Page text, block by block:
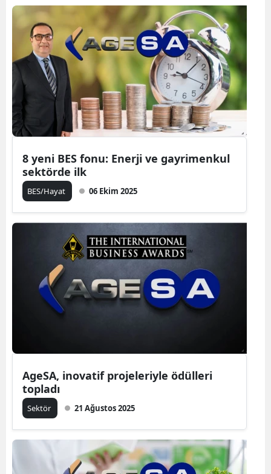
8 yeni BES fonu: Enerji ve gayrimenkul
sektörde ilk
BES/Hayat 06 Ekim 2025
AgeSA, inovatif projeleriyle ödülleri
topladı
Sektör 21 Ağustos 2025